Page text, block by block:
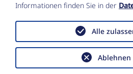
Impressum
Datenschutz
Funktionsstellen &
Erklärung zur
Copyright © Deutsches
Informationen finden Sie in der
Ablehnen
Alle